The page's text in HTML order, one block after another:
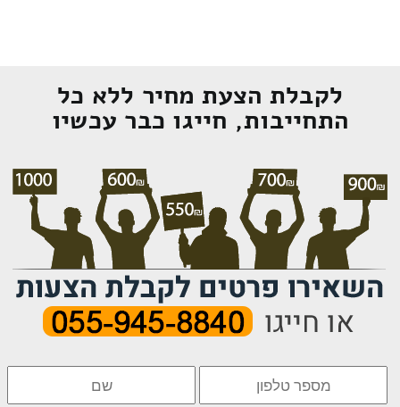
לקבלת הצעת מחיר ללא כל
התחייבות, חייגו כבר עכשיו